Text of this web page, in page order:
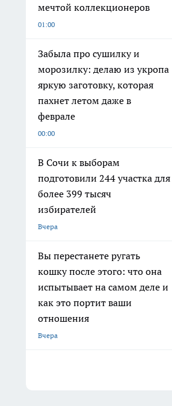
мечтой коллекционеров
01:00
Забыла про сушилку и
морозилку: делаю из укропа
яркую заготовку, которая
пахнет летом даже в
феврале
00:00
В Сочи к выборам
подготовили 244 участка для
более 399 тысяч
избирателей
Вчера
Вы перестанете ругать
кошку после этого: что она
испытывает на самом деле и
как это портит ваши
отношения
Вчера